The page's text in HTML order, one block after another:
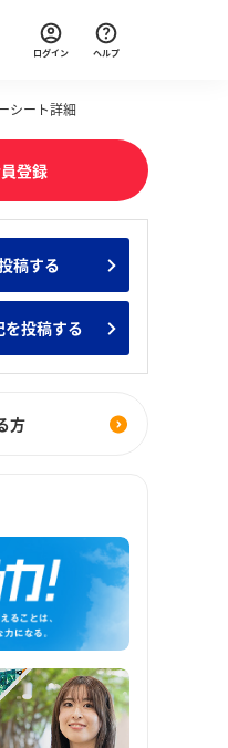
のインターン人気企業ランキ
ベント一覧
ログイン ヘルプ
シート詳細
登録
稿する
を投稿する
方